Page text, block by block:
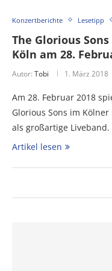
Konzertberichte Lesetipp
The Glorious
Köln am 28.
Autor: Tobi 1. März 2018
Am 28. Februar 2018
Glorious Sons im
als großartige Liveband.
Artikel lesen